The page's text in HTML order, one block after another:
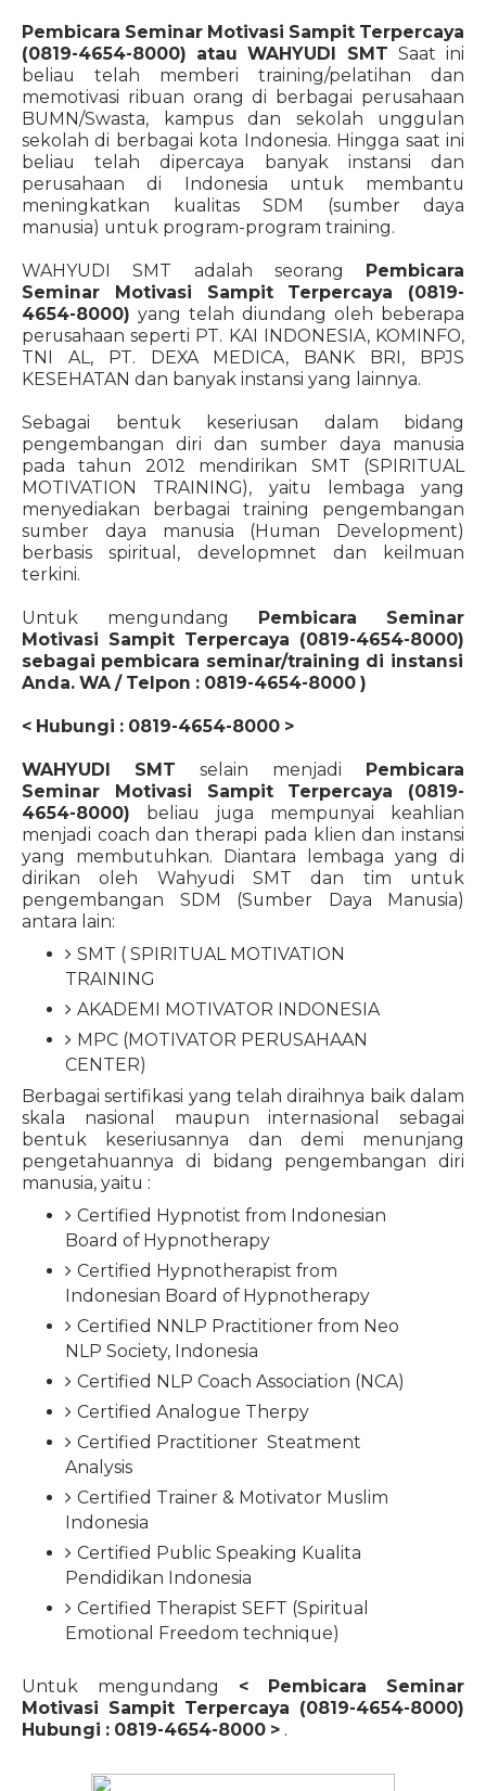
Pembicara Seminar Motivasi Sampit Terpercaya
(0819-4654-8000) atau WAHYUDI SMT Saat ini
beliau telah memberi training/pelatihan dan
memotivasi ribuan orang di berbagai perusahaan
BUMN/Swasta, kampus dan sekolah unggulan
sekolah di berbagai kota Indonesia. Hingga saat ini
beliau telah dipercaya banyak instansi dan
perusahaan di Indonesia untuk membantu
meningkatkan kualitas SDM (sumber daya
manusia) untuk program-program training.
WAHYUDI SMT adalah seorang Pembicara
Seminar Motivasi Sampit Terpercaya (0819-
4654-8000) yang telah diundang oleh beberapa
perusahaan seperti PT. KAI INDONESIA, KOMINFO,
TNI AL, PT. DEXA MEDICA, BANK BRI, BPJS
KESEHATAN dan banyak instansi yang lainnya.
Sebagai bentuk keseriusan dalam bidang
pengembangan diri dan sumber daya manusia
pada tahun 2012 mendirikan SMT (SPIRITUAL
MOTIVATION TRAINING), yaitu lembaga yang
menyediakan berbagai training pengembangan
sumber daya manusia (Human Development)
berbasis spiritual, developmnet dan keilmuan
terkini.
Untuk mengundang Pembicara Seminar
Motivasi Sampit Terpercaya (0819-4654-8000)
sebagai pembicara seminar/training di instansi
Anda. WA / Telpon : 0819-4654-8000 )
< Hubungi : 0819-4654-8000 >
WAHYUDI SMT selain menjadi Pembicara
Seminar Motivasi Sampit Terpercaya (0819-
4654-8000) beliau juga mempunyai keahlian
menjadi coach dan therapi pada klien dan instansi
yang membutuhkan. Diantara lembaga yang di
dirikan oleh Wahyudi SMT dan tim untuk
pengembangan SDM (Sumber Daya Manusia)
antara lain:
SMT ( SPIRITUAL MOTIVATION
TRAINING
AKADEMI MOTIVATOR INDONESIA
MPC (MOTIVATOR PERUSAHAAN
CENTER)
Berbagai sertifikasi yang telah diraihnya baik dalam
skala nasional maupun internasional sebagai
bentuk keseriusannya dan demi menunjang
pengetahuannya di bidang pengembangan diri
manusia, yaitu :
Certified Hypnotist from Indonesian
Board of Hypnotherapy
Certified Hypnotherapist from
Indonesian Board of Hypnotherapy
Certified NNLP Practitioner from Neo
NLP Society, Indonesia
Certified NLP Coach Association (NCA)
Certified Analogue Therpy
Certified Practitioner Steatment
Analysis
Certified Trainer & Motivator Muslim
Indonesia
Certified Public Speaking Kualita
Pendidikan Indonesia
Certified Therapist SEFT (Spiritual
Emotional Freedom technique)
Untuk mengundang < Pembicara Seminar
Motivasi Sampit Terpercaya (0819-4654-8000)
Hubungi : 0819-4654-8000 > .